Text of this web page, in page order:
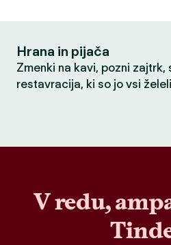
Hrana in pijača
Zmenki na kavi, pozni zajtrk,
restavracija, ki so jo vsi
V redu,